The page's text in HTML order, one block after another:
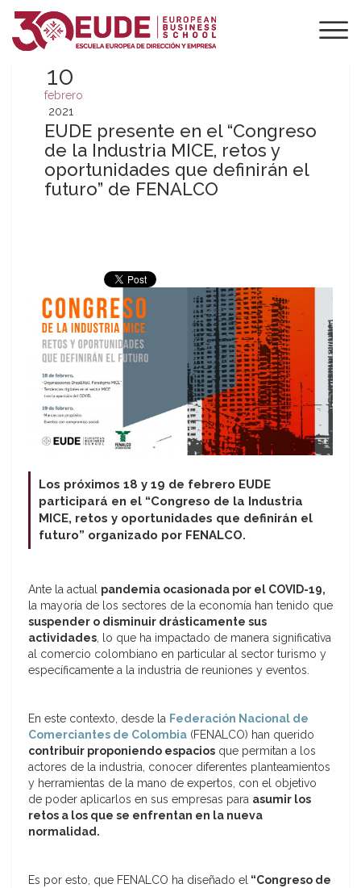
10
febrero
2021
EUDE presente en el “Congreso
de la Industria MICE, retos y
oportunidades que definirán el
futuro” de FENALCO
Los próximos 18 y 19 de febrero EUDE
participará en el “Congreso de la Industria
MICE, retos y oportunidades que definirán el
futuro” organizado por FENALCO.
Ante la actual pandemia ocasionada por el COVID-19,
la mayoría de los sectores de la economía han tenido que
suspender o disminuir drásticamente sus
actividades , lo que ha impactado de manera significativa
al comercio colombiano en particular al sector turismo y
específicamente a la industria de reuniones y eventos.
En este contexto, desde la Federación Nacional de
Comerciantes de Colombia (FENALCO) han querido
contribuir proponiendo espacios que permitan a los
actores de la industria, conocer diferentes planteamientos
y herramientas de la mano de expertos, con el objetivo
de poder aplicarlos en sus empresas para asumir los
retos a los que se enfrentan en la nueva
normalidad.
Es por esto, que FENALCO ha diseñado el “Congreso de